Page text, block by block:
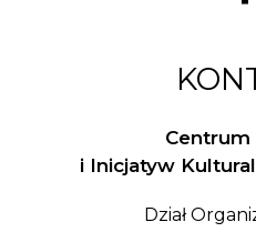
Centrum
i Inicjatyw
Dział